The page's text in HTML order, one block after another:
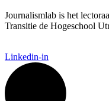
Journalismlab is het
Transitie de Hogeschool
Linkedin-in